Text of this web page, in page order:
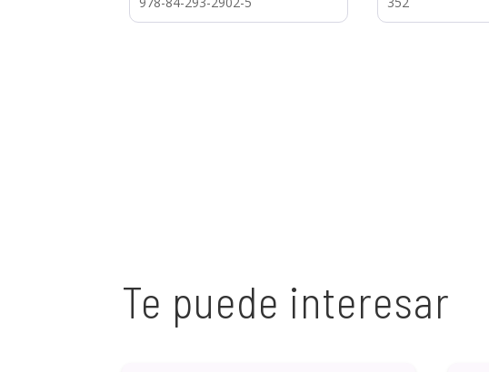
Te puede interesar